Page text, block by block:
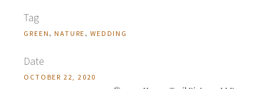
Tag
GREEN NATURE WEDDING
Date
OCTOBER 22, 2020